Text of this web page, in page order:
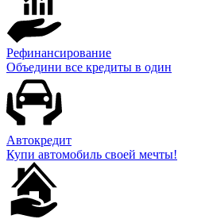
Рефинансирование
Объедини все кредиты в один
Автокредит
Купи автомобиль своей мечты!